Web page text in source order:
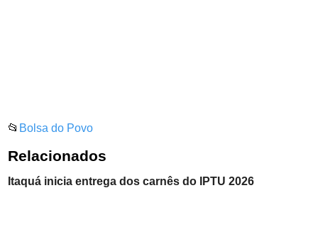
📂 Bolsa do Povo
Relacionados
Itaquá inicia entrega dos carnês do IPTU 2026